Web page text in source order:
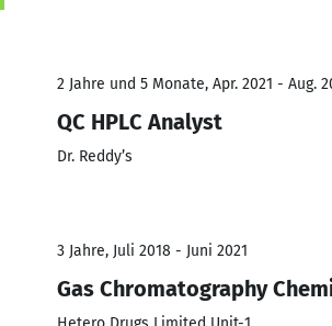
2 Jahre und 5 Monate, Apr. 2021 - Aug.
QC HPLC Analyst
Dr. Reddy’s
3 Jahre, Juli 2018 - Juni 2021
Gas Chromatography